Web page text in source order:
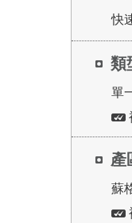
快
類
單
產
蘇